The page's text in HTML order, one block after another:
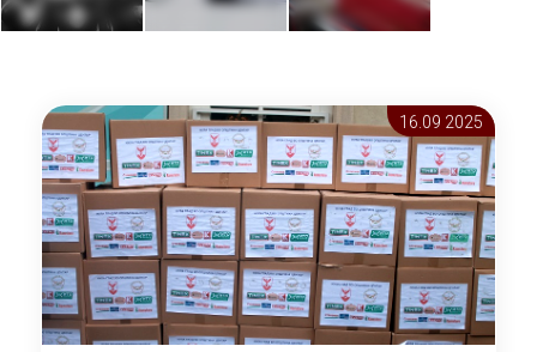
16.09 2025